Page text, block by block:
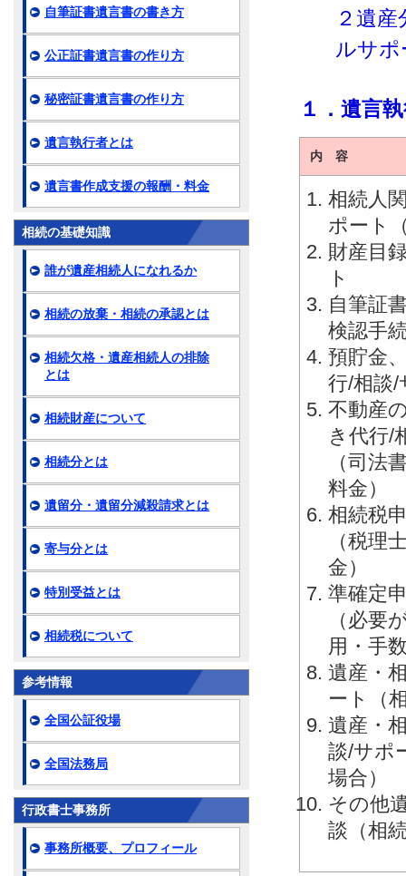
２遺
ルサ
１．遺言
内 容
相続人
ポート
財産目
ト
自筆証
検認手
預貯金
行/相談/
不動産
き代行/
（司法
料金）
相続税
（税理
金）
準確定
（必要
用・手
遺産・
ート（
遺産・
談/サポ
場合）
その他
談（相
自筆証書遺言書の書き方
公正証書遺言書の作り方
秘密証書遺言書の作り方
遺言執行者とは
遺言書作成支援の報酬・料金
相続の基礎知識
誰が遺産相続人になれるか
相続の放棄・相続の承認とは
相続欠格・遺産相続人の排除
とは
相続財産について
相続分とは
遺留分・遺留分減殺請求とは
寄与分とは
特別受益とは
相続税について
参考情報
全国公証役場
全国法務局
行政書士事務所
事務所概要、プロフィール